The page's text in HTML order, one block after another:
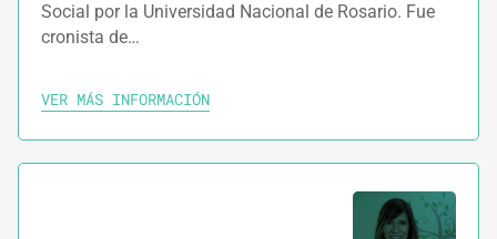
Social por la Universidad Nacional de Rosario. Fue
cronista de…
VER MÁS INFORMACIÓN